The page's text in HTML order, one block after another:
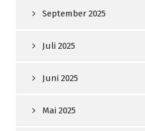
September 2025
Juli 2025
Juni 2025
Mai 2025